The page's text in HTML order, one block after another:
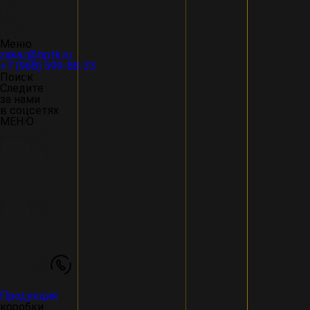
zakaz@tiptk.ru
+7 (968) 599-88-33
Поиск
Продукция